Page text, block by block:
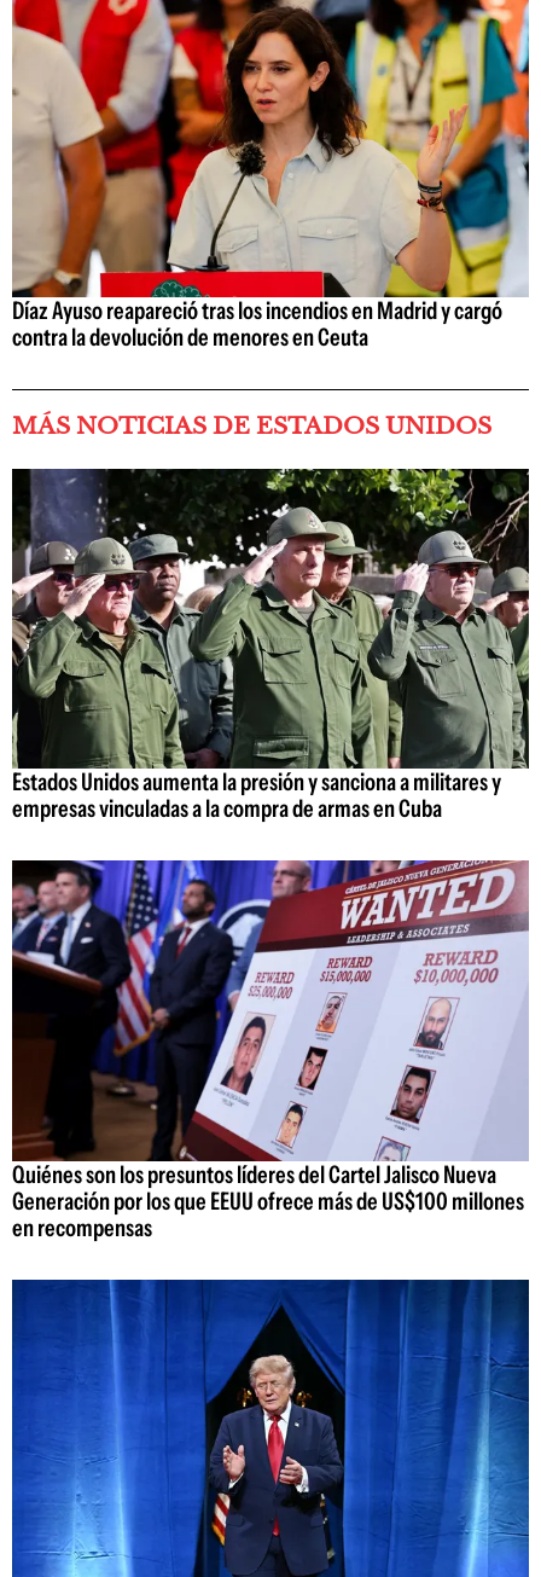
Díaz Ayuso reapareció tras los incendios en Madrid y cargó
contra la devolución de menores en Ceuta
MÁS NOTICIAS DE ESTADOS UNIDOS
Estados Unidos aumenta la presión y sanciona a militares y
empresas vinculadas a la compra de armas en Cuba
Quiénes son los presuntos líderes del Cartel Jalisco Nueva
Generación por los que EEUU ofrece más de US$100 millones
en recompensas